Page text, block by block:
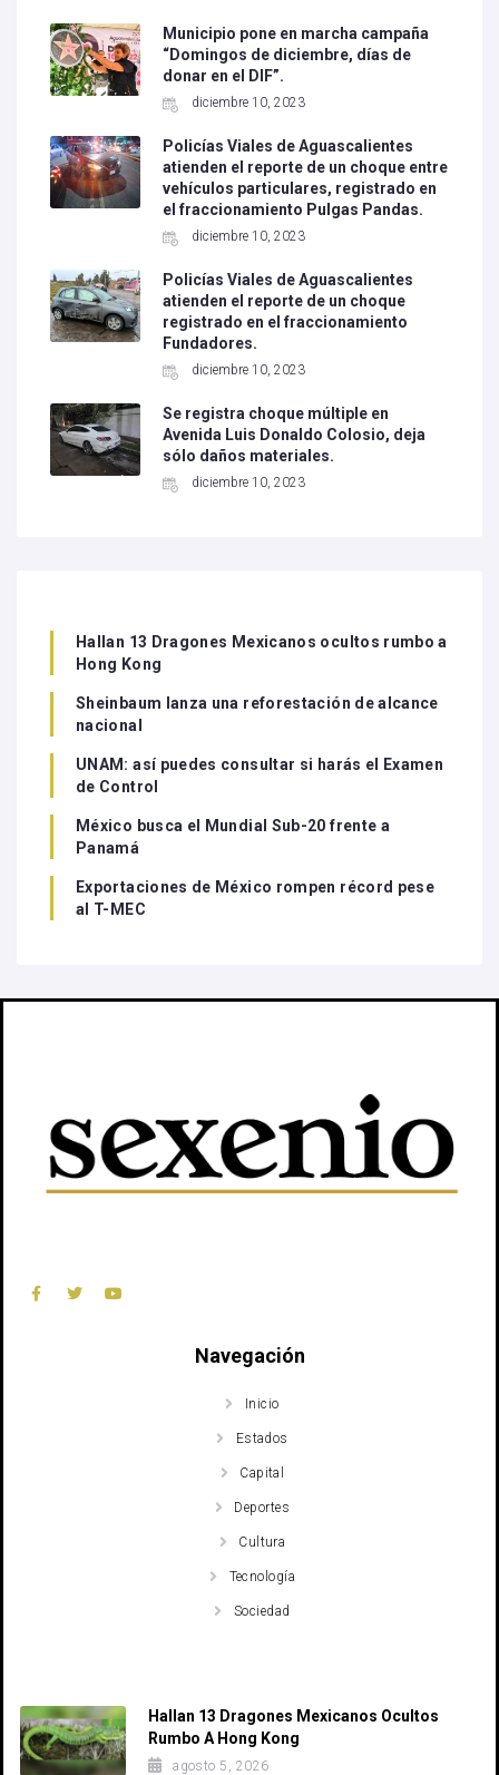
Municipio pone en marcha campaña
“Domingos de diciembre, días de
donar en el DIF”.
diciembre 10, 2023
Policías Viales de Aguascalientes
atienden el reporte de un choque entre
vehículos particulares, registrado en
el fraccionamiento Pulgas Pandas.
diciembre 10, 2023
Policías Viales de Aguascalientes
atienden el reporte de un choque
registrado en el fraccionamiento
Fundadores.
diciembre 10, 2023
Se registra choque múltiple en
Avenida Luis Donaldo Colosio, deja
sólo daños materiales.
diciembre 10, 2023
Hallan 13 Dragones Mexicanos ocultos rumbo a
Hong Kong
Sheinbaum lanza una reforestación de alcance
nacional
UNAM: así puedes consultar si harás el Examen
de Control
México busca el Mundial Sub-20 frente a
Panamá
Exportaciones de México rompen récord pese
al T-MEC
Navegación
Inicio
Estados
Capital
Deportes
Cultura
Tecnología
Sociedad
Hallan 13 Dragones Mexicanos Ocultos
Rumbo A Hong Kong
agosto 5, 2026